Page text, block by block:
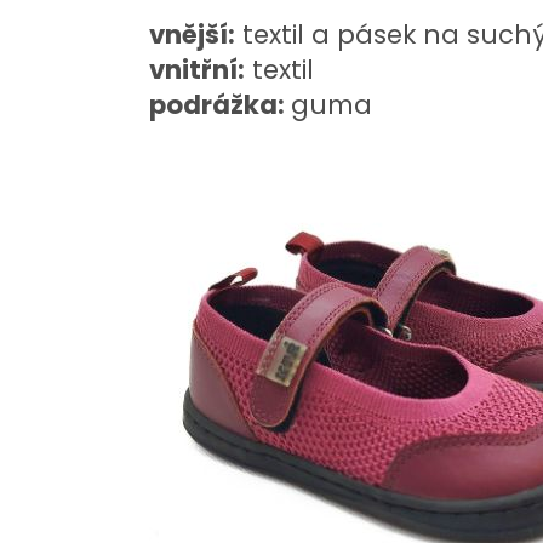
vnější: textil a pásek na
vnitřní: textil
podrážka: guma